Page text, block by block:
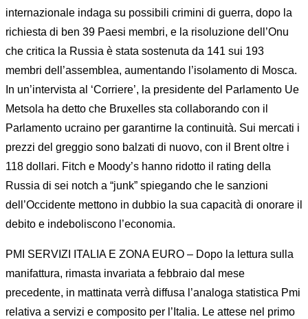
internazionale indaga su possibili crimini di guerra, dopo la
richiesta di ben 39 Paesi membri, e la risoluzione dell’Onu
che critica la Russia è stata sostenuta da 141 sui 193
membri dell’assemblea, aumentando l’isolamento di Mosca.
In un’intervista al ‘Corriere’, la presidente del Parlamento Ue
Metsola ha detto che Bruxelles sta collaborando con il
Parlamento ucraino per garantirne la continuità. Sui mercati i
prezzi del greggio sono balzati di nuovo, con il Brent oltre i
118 dollari. Fitch e Moody’s hanno ridotto il rating della
Russia di sei notch a “junk” spiegando che le sanzioni
dell’Occidente mettono in dubbio la sua capacità di onorare il
debito e indeboliscono l’economia.
PMI SERVIZI ITALIA E ZONA EURO – Dopo la lettura sulla
manifattura, rimasta invariata a febbraio dal mese
precedente, in mattinata verrà diffusa l’analoga statistica Pmi
relativa a servizi e composito per l’Italia. Le attese nel primo